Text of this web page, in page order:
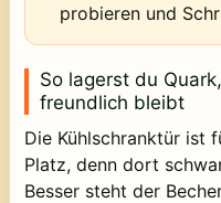
probieren und
So lagerst du
freundlich bleibt
Die Kühlschranktür ist
Platz, denn dort
Besser steht der